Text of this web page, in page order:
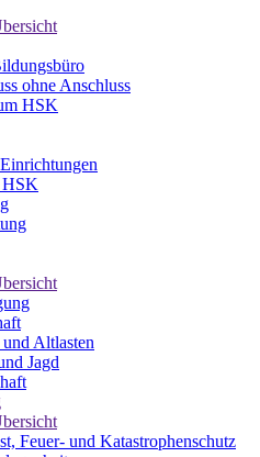
ohne Anschluss
HSK
HSK
Altlasten
Jagd
Feuer- und Katastrophenschutz